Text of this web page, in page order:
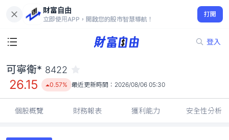
財富自由
立即使用APP，開啟您的股市智慧導航！
打開
登入
26.15
0.57%
可寧衛* 8422
26.15 0.57% 最近更新時間： 2026/08/06 05:30
個股概覽 財務報表 獲利能力 安全性分析